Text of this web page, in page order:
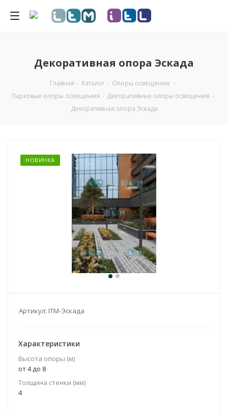
Декоративная опора Эскада
Главная - Каталог - Опоры освещения -
Парковые опоры освещения - Декоративные опоры освещения -
Декоративная опора Эскада
НОВИНКА
Артикул: ITM-Эскада
Характеристики
Высота опоры (м)
от 4 до 8
Толщина стенки (мм)
4